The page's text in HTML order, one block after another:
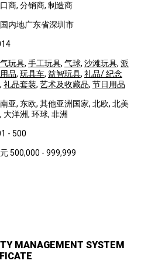
商, 分销商, 制造商
内地广东省深圳市
玩具, 手工玩具, 气球, 沙滩玩具, 派
品, 玩具车, 益智玩具, 礼品/ 纪念
, 礼品套装, 艺术及收藏品, 节日用品
亚, 东欧, 其他亚洲国家, 北欧, 北美
大洋洲, 环球, 非洲
- 500
500,000 - 999,999
MANAGEMENT SYSTEM